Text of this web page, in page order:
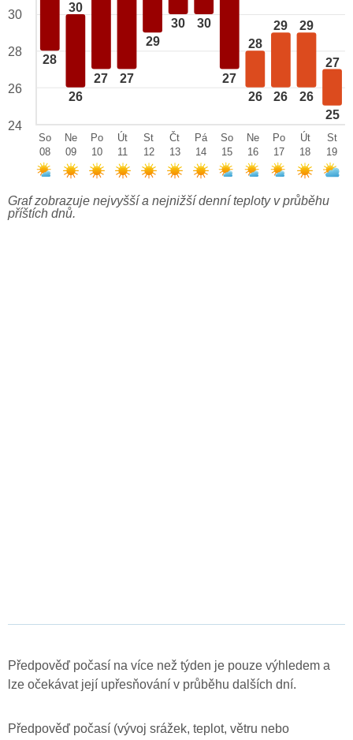
28
30
26
27 27
29
30 30
27
28
26
29
26
29
26
27
25
30
28
26
24
So
08
Ne
09
Po
10
Út
11
St
12
Čt
13
Pá
14
So
15
Ne
16
Po
17
Út
18
St
19
Graf zobrazuje nejvyšší a nejnižší denní teploty v průběhu
příštích dnů.
Předpověď počasí na více než týden je pouze výhledem a
lze očekávat její upřesňování v průběhu dalších dní.
Předpověď počasí (vývoj srážek, teplot, větru nebo